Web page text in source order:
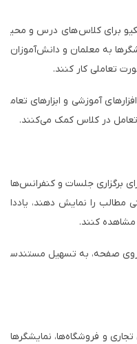
برای کلاس‌های درس و محی
به معلمان و دانش‌آموزان
تعاملی کار کنند.
آموزشی و ابزارهای تعام
در کلاس کمک می‌کنند.
برگزاری جلسات و کنفرانس‌ها
مطالب را نمایش دهند، یاددا
مشاهده کنند.
صفحه، به تسهیل مستندس
و فروشگاه‌ها، نمایشگرها